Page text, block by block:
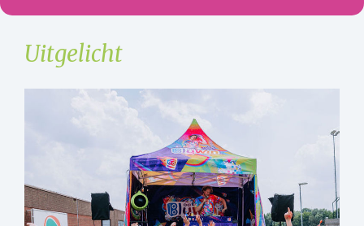
Uitgelicht